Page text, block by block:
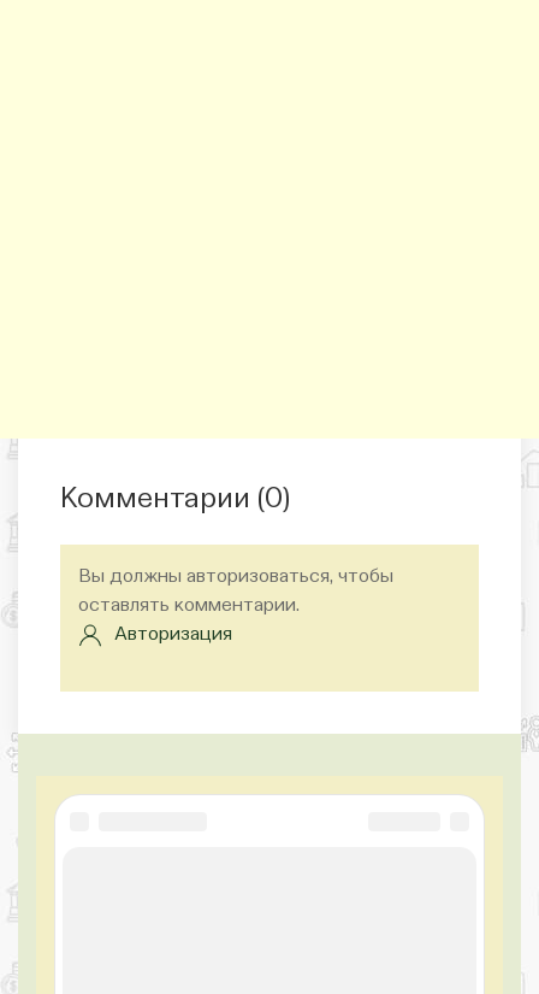
Комментарии (0)
Вы должны авторизоваться, чтобы
оставлять комментарии.
Авторизация